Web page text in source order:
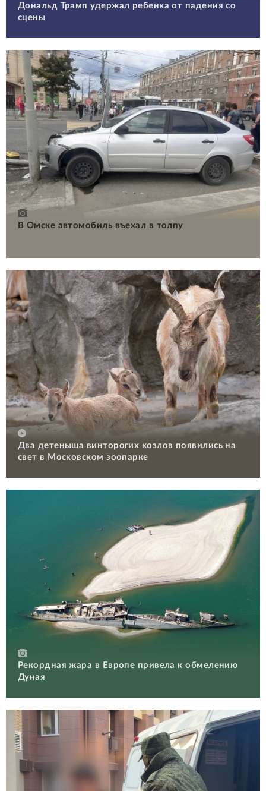
Дональд Трамп удержал ребенка от падения со
сцены
В Омске автомобиль въехал в толпу
Два детеныша винторогих козлов появились на
свет в Московском зоопарке
Рекордная жара в Европе привела к обмелению
Дуная